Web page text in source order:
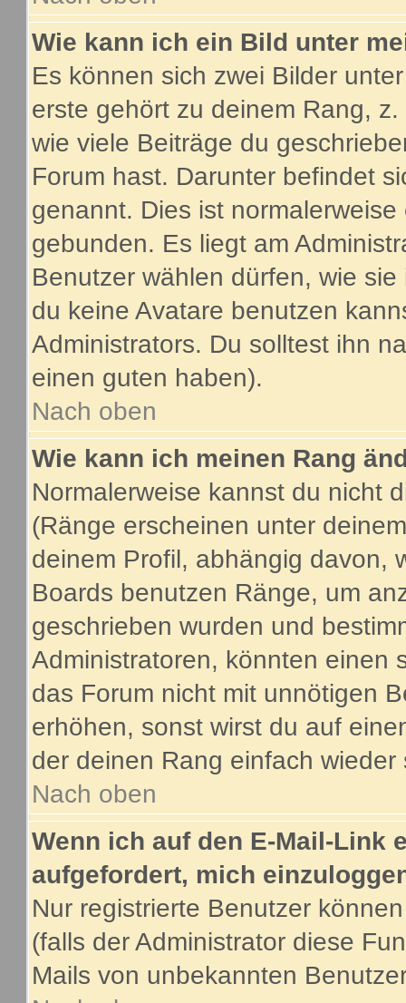
Wie kann ich ein Bild unter
Es können sich zwei Bilder
erste gehört zu deinem Rang,
wie viele Beiträge du
Forum hast. Darunter befindet
genannt. Dies ist
gebunden. Es liegt am
Benutzer wählen dürfen, wie
du keine Avatare benutzen
Administrators. Du solltest ihn
einen guten haben).
Nach oben
Wie kann ich meinen Rang
Normalerweise kannst du nicht
(Ränge erscheinen unter
deinem Profil, abhängig davon,
Boards benutzen Ränge, um
geschrieben wurden und
Administratoren, könnten einen
das Forum nicht mit unnötigen
erhöhen, sonst wirst du auf
der deinen Rang einfach wieder
Nach oben
Wenn ich auf den E-Mail-Link
aufgefordert, mich
Nur registrierte Benutzer
(falls der Administrator diese
Mails von unbekannten